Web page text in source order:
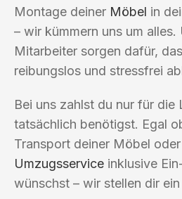
Montage deiner Möbel in
– wir kümmern uns um alles.
Mitarbeiter sorgen dafür,
reibungslos und stressfrei
Bei uns zahlst du nur für die
tatsächlich benötigst. Egal
Transport deiner Möbel
Umzugsservice inklusive
wünschst – wir stellen dir